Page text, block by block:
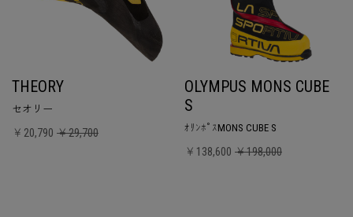
THEORY
セオリー
￥20,790 ￥29,700
OLYMPUS MONS CUBE
S
ｵﾘﾝﾎﾟｽMONS CUBE S
￥138,600 ￥198,000